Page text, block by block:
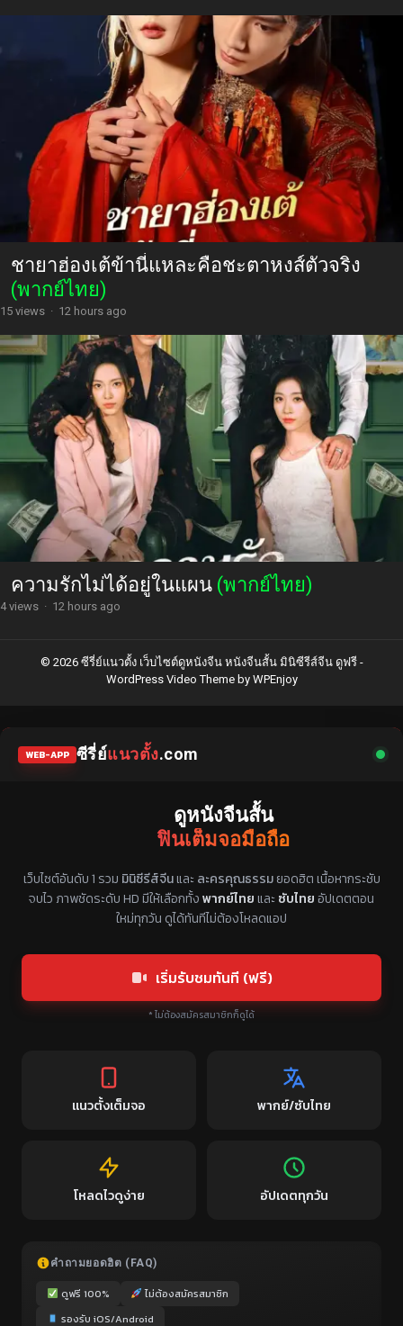
ชายาฮ่องเต้ข้านี่แหละคือชะตาหงส์ตัวจริง
(พากย์ไทย)
15 views · 12 hours ago
ความรักไม่ได้อยู่ในแผน (พากย์ไทย)
4 views · 12 hours ago
© 2026 ซีรี่ย์แนวตั้ง เว็บไซต์ดูหนังจีน หนังจีนสั้น มินิซีรีส์จีน ดูฟรี -
WordPress Video Themeby WPEnjoy
WEB-APP ซีรี่ย์แนวตั้ง.com
ดูหนังจีนสั้น
ฟินเต็มจอมือถือ
แหล่งรวมซีรี่ย์จีนแนวตั้ง พากย์ไทย ซับไทย
เว็บไซต์อันดับ 1 รวม มินิซีรีส์จีนและ ละครคุณธรรมยอดฮิต เนื้อหากระชับ
จบไว ภาพชัดระดับ HD มีให้เลือกทั้งพากย์ไทยและ ซับไทยอัปเดตตอน
ใหม่ทุกวัน ดูได้ทันทีไม่ต้องโหลดแอป
เริ่มรับชมทันที (ฟรี)
* ไม่ต้องสมัครสมาชิกก็ดูได้
แนวตั้งเต็มจอ พากย์/ซับไทย
โหลดไวดูง่าย อัปเดตทุกวัน
คำถามยอดฮิต (FAQ)
ดูฟรี 100%
ไม่ต้องสมัครสมาชิก
รองรับ iOS/Android